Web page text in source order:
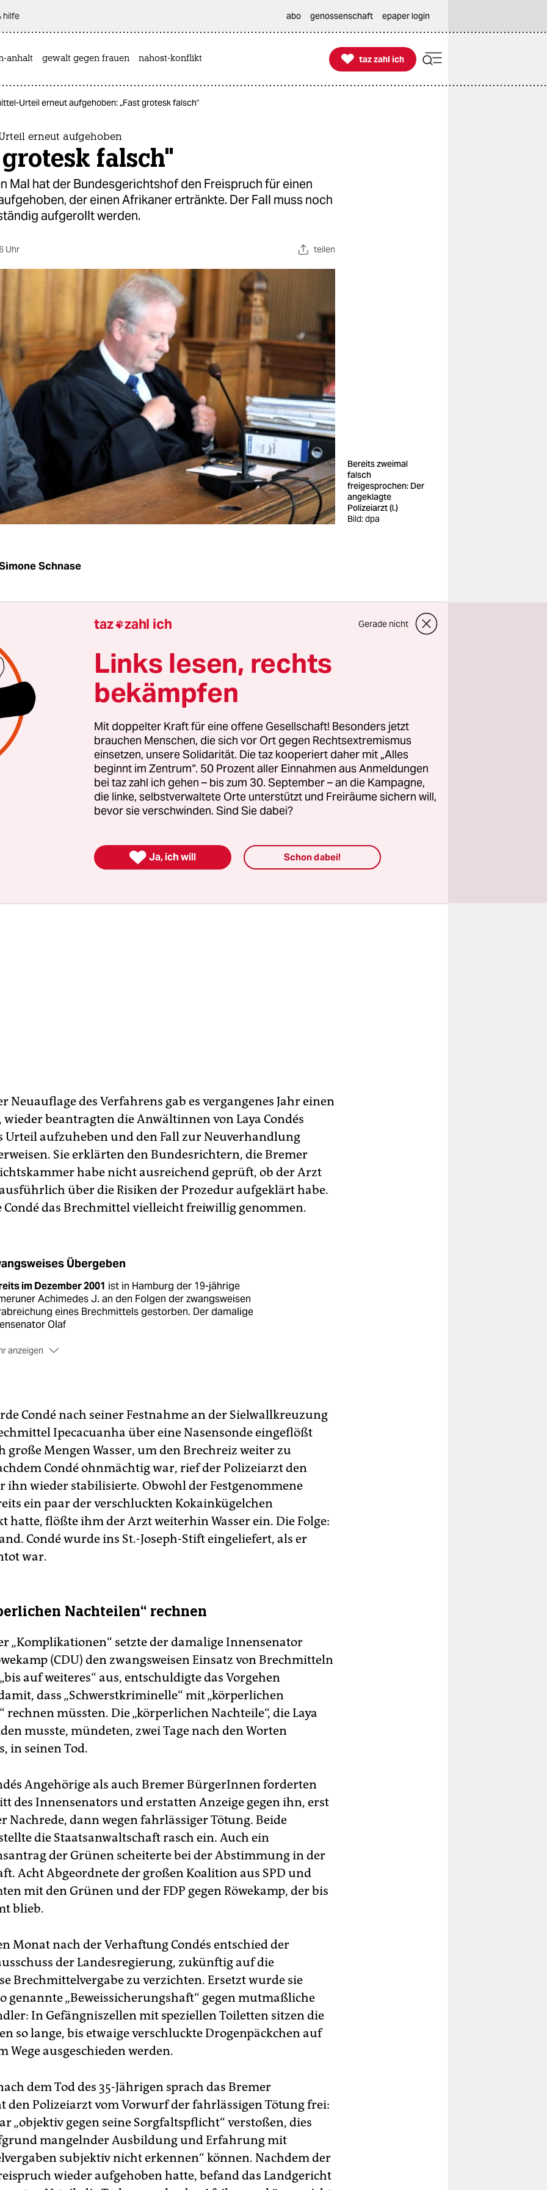
hilfe abo genossenschaft epaper login
anhalt gewalt gegen frauen nahost-konflikt 
taz zahl ich
taz zahl ich
Urteil erneut aufgehoben: „Fast grotesk falsch"
erneut aufgehoben
grotesk falsch"
Mal hat der Bundesgerichtshof den Freispruch für einen
der einen Afrikaner ertränkte. Der Fall muss noch
aufgerollt werden.
Uhr teilen
Bereits zweimal
falsch
freigesprochen: Der
angeklagte
Polizeiarzt (l.)
Bild: dpa
Schnase
| Der Bundesgerichtshof (BGH) hat erneut den Freispruch
aufgehoben, der für den Tod des Afrikaners Laya
ist. Im Dezember 2004 hatte er dem aus Sierra
Mann ein Brechmittel und Wasser eingeflößt, um
verschluckter Drogen zu bringen. Der Mann
Tortur nicht: Während der so genannten „Exkorporation“
gefallen und starb einige Tage später im
diagnostizierten die Ärzte – das Wasser, das ihm
Nasensonde eingeflößt hatte, war in Condés Lunge
einem ersten Prozess war der Arzt 2008 vom Bremer
Neuauflage des Verfahrens gab es vergangenes Jahr einen
wieder beantragten die Anwältinnen von Laya Condés
Urteil aufzuheben und den Fall zur Neuverhandlung
Sie erklärten den Bundesrichtern, die Bremer
habe nicht ausreichend geprüft, ob der Arzt
über die Risiken der Prozedur aufgeklärt habe.
Condé das Brechmittel vielleicht freiwillig genommen.
Übergeben
im Dezember 2001 ist in Hamburg der 19-jährige
Achimedes J. an den Folgen der zwangsweisen
eines Brechmittels gestorben. Der damalige
Olaf
anzeigen
2006 die zwangsweise Vergabe von Vomitiva in Deutschland
Condé nach seiner Festnahme an der Sielwallkreuzung
Ipecacuanha über eine Nasensonde eingeflößt
große Mengen Wasser, um den Brechreiz weiter zu
Condé ohnmächtig war, rief der Polizeiarzt den
ihn wieder stabilisierte. Obwohl der Festgenommene
ein paar der verschluckten Kokainkügelchen
hatte, flößte ihm der Arzt weiterhin Wasser ein. Die Folge:
Condé wurde ins St.-Joseph-Stift eingeliefert, als er
war.
Nachteilen“ rechnen
„Komplikationen“ setzte der damalige Innensenator
(CDU) den zwangsweisen Einsatz von Brechmitteln
auf weiteres“ aus, entschuldigte das Vorgehen
dass „Schwerstkriminelle“ mit „körperlichen
rechnen müssten. Die „körperlichen Nachteile“, die Laya
musste, mündeten, zwei Tage nach den Worten
in seinen Tod.
Angehörige als auch Bremer BürgerInnen forderten
des Innensenators und erstatten Anzeige gegen ihn, erst
Nachrede, dann wegen fahrlässiger Tötung. Beide
die Staatsanwaltschaft rasch ein. Auch ein
der Grünen scheiterte bei der Abstimmung in der
Acht Abgeordnete der großen Koalition aus SPD und
mit den Grünen und der FDP gegen Röwekamp, der bis
blieb.
Monat nach der Verhaftung Condés entschied der
der Landesregierung, zukünftig auf die
Brechmittelvergabe zu verzichten. Ersetzt wurde sie
genannte „Beweissicherungshaft“ gegen mutmaßliche
In Gefängniszellen mit speziellen Toiletten sitzen die
so lange, bis etwaige verschluckte Drogenpäckchen auf
Wege ausgeschieden werden.
dem Tod des 35-Jährigen sprach das Bremer
den Polizeiarzt vom Vorwurf der fahrlässigen Tötung frei:
„objektiv gegen seine Sorgfaltspflicht“ verstoßen, dies
mangelnder Ausbildung und Erfahrung mit
subjektiv nicht erkennen“ können. Nachdem der
wieder aufgehoben hatte, befand das Landgericht
taz zahl ich Gerade nicht
Links lesen, rechts
bekämpfen
Mit doppelter Kraft für eine offene Gesellschaft! Besonders jetzt
brauchen Menschen, die sich vor Ort gegen Rechtsextremismus
einsetzen, unsere Solidarität. Die taz kooperiert daher mit „Alles
beginnt im Zentrum“. 50 Prozent aller Einnahmen aus Anmeldungen
bei taz zahl ich gehen – bis zum 30. September – an die Kampagne,
die linke, selbstverwaltete Orte unterstützt und Freiräume sichern will,
bevor sie verschwinden. Sind Sie dabei?
 Ja, ich will Schon dabei!